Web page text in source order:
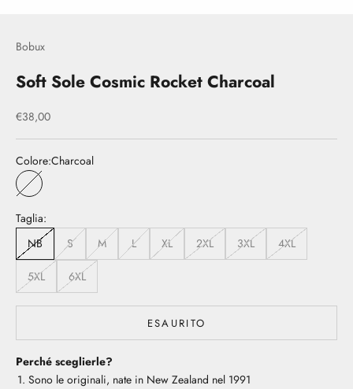
Bobux
Soft Sole Cosmic Rocket Charcoal
Prezzo scontato
€38,00
Colore:Charcoal
Charcoal
Taglia:
NB
S M L XL 2XL 3XL 4XL
5XL 6XL
ESAURITO
Perché sceglierle?
Sono le originali, nate in New Zealand nel 1991